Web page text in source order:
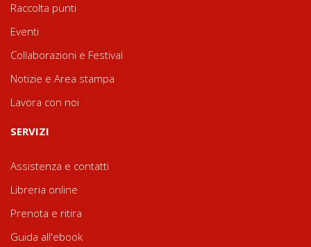
Raccolta punti
Eventi
Collaborazioni e Festival
Notizie e Area stampa
Lavora con noi
SERVIZI
Assistenza e contatti
Libreria online
Prenota e ritira
Guida all'ebook